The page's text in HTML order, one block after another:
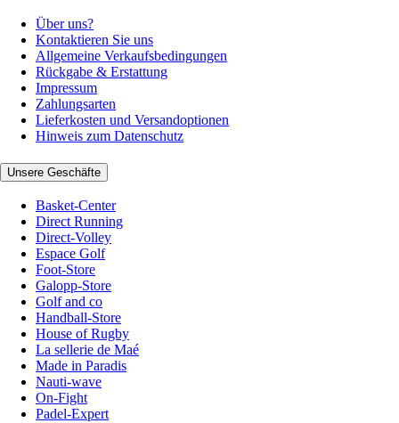
Über uns?
Kontaktieren Sie uns
Allgemeine Verkaufsbedingungen
Rückgabe & Erstattung
Impressum
Zahlungsarten
Lieferkosten und Versandoptionen
Hinweis zum Datenschutz
Unsere Geschäfte
Basket-Center
Direct Running
Direct-Volley
Espace Golf
Foot-Store
Galopp-Store
Golf and co
Handball-Store
House of Rugby
La sellerie de Maé
Made in Paradis
Nauti-wave
On-Fight
Padel-Expert